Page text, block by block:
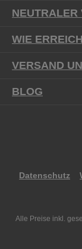
NEUTRALER
WIE
VERSAND
BLOG
Datenschutz
Alle Preise inkl.